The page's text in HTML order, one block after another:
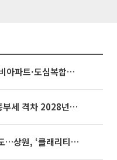
영끌 '주택공급' 대책 임박⋯비아파트·도심복합까지 총동원
종부세 개편에도…1·3주택 종부세 격차 2028년부터 확대
미국, 가상자산 포괄 규제 속도…상원, ‘클래리티법’ 9월 절차투표 추진